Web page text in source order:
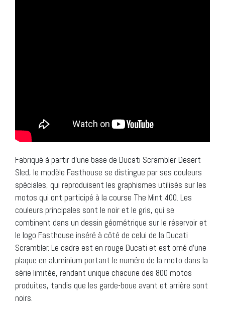
Fabriqué à partir d’une base de Ducati Scrambler Desert
Sled, le modèle Fasthouse se distingue par ses couleurs
spéciales, qui reproduisent les graphismes utilisés sur les
motos qui ont participé à la course The Mint 400. Les
couleurs principales sont le noir et le gris, qui se
combinent dans un dessin géométrique sur le réservoir et
le logo Fasthouse inséré à côté de celui de la Ducati
Scrambler. Le cadre est en rouge Ducati et est orné d’une
plaque en aluminium portant le numéro de la moto dans la
série limitée, rendant unique chacune des 800 motos
produites, tandis que les garde-boue avant et arrière sont
noirs.